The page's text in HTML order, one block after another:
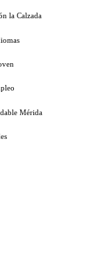
la Calzada
Mérida